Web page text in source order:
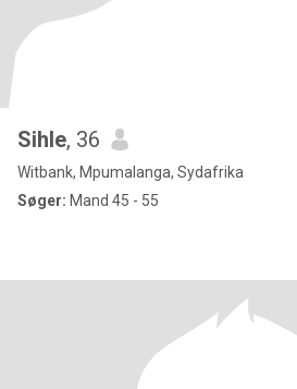
Sihle, 36
Witbank, Mpumalanga, Sydafrika
Søger: Mand 45 - 55